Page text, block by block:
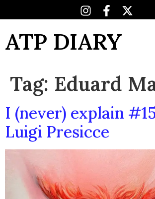
ATP DIARY
Tag: Eduard
I (never) explain
Luigi Presicce